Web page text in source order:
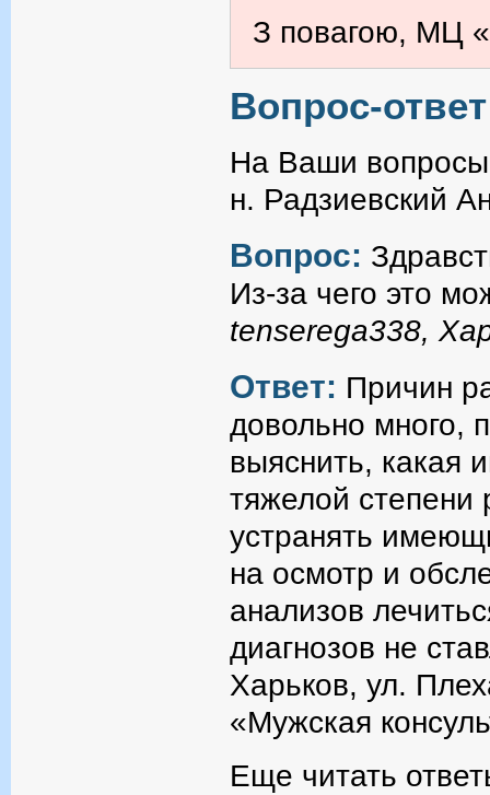
З повагою, МЦ
Вопрос-
На Ваши вопросы
н. Радзиевский
Вопрос:
Из-за чего это
tenserega338,
Ответ: Причин
довольно много,
выяснить, какая
тяжелой степени
устранять
на осмотр и
анализов
диагнозов не
Харьков, ул.
«Мужская
Еще читать